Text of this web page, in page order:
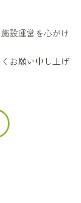
設運営を心がけ
お願い申し上げ